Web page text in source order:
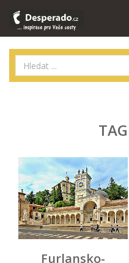
TAG
Furlansko-